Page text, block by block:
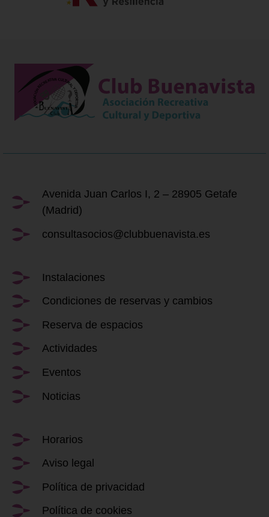
Avenida Juan Carlos I, 2 – 28905 Getafe
(Madrid)
consultasocios@clubbuenavista.es
Instalaciones
Condiciones de reservas y cambios
Reserva de espacios
Actividades
Eventos
Noticias
Horarios
Aviso legal
Política de privacidad
Política de cookies